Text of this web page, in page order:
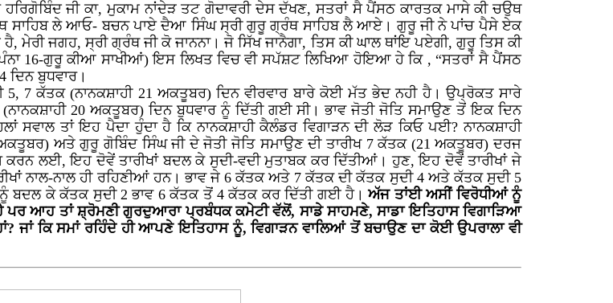
ਜੀ ਕਾ, ਮੁਕਾਮ ਨਾਂਦੇੜ ਤਟ ਗੋਦਾਵਰੀ ਦੇਸ ਦੱਖਣ, ਸਤਰਾਂ ਸੈ ਪੈਂਸਠ ਕਾਰਤਕ ਮਾਸੇ ਕੀ ਚਉਥ
ਲੇ ਆਓ- ਬਚਨ ਪਾਏ ਦੈਆ ਸਿੰਘ ਸ੍ਰੀ ਗੁਰੂ ਗ੍ਰੰਥ ਸਾਹਿਬ ਲੈ ਆਏ। ਗੁਰੂ ਜੀ ਨੇ ਪਾਂਚ ਪੈਸੇ ਏਕ
ਮੇਰੀ ਜਗਹ, ਸ੍ਰੀ ਗ੍ਰੰਥ ਜੀ ਕੋ ਜਾਨਨਾ। ਜੋ ਸਿੱਖ ਜਾਨੈਗਾ, ਤਿਸ ਕੀ ਘਾਲ ਥਾਂਇ ਪਏਗੀ, ਗੁਰੂ ਤਿਸ ਕੀ
ਪੰਨਾ 16-ਗੁਰੂ ਕੀਆ ਸਾਖੀਆਂ) ਇਸ ਲਿਖਤ ਵਿਚ ਵੀ ਸਪੱਸ਼ਟ ਲਿਖਿਆ ਹੋਇਆ ਹੇ ਕਿ , “ਸਤਰਾਂ ਸੈ ਪੈਂਸਠ
ਦਿਨ ਬੁਧਵਾਰ।
7 ਕੱਤਕ (ਨਾਨਕਸ਼ਾਹੀ 21 ਅਕਤੂਬਰ) ਦਿਨ ਵੀਰਵਾਰ ਬਾਰੇ ਕੋਈ ਮੱਤ ਭੇਦ ਨਹੀ ਹੈ। ਉਪ੍ਰੋਕਤ ਸਾਰੇ
20 ਅਕਤੂਬਰ) ਦਿਨ ਬੁਧਵਾਰ ਨੂੰ ਦਿੱਤੀ ਗਈ ਸੀ। ਭਾਵ ਜੋਤੀ ਜੋਤਿ ਸਮਾਉਣ ਤੋਂ ਇਕ ਦਿਨ
ਤਾਂ ਇਹ ਪੈਦਾ ਹੁੰਦਾ ਹੈ ਕਿ ਨਾਨਕਸ਼ਾਹੀ ਕੈਲੰਡਰ ਵਿਗਾੜਨ ਦੀ ਲੋੜ ਕਿਓ ਪਈ? ਨਾਨਕਸ਼ਾਹੀ
ਅਤੇ ਗੁਰੂ ਗੋਬਿੰਦ ਸਿੰਘ ਜੀ ਦੇ ਜੋਤੀ ਜੋਤਿ ਸਮਾਉਣ ਦੀ ਤਾਰੀਖ 7 ਕੱਤਕ (21 ਅਕਤੂਬਰ) ਦਰਜ
ਲਈ, ਇਹ ਦੋਵੇਂ ਤਾਰੀਖਾਂ ਬਦਲ ਕੇ ਸੁਦੀ-ਵਦੀ ਮੁਤਾਬਕ ਕਰ ਦਿੱਤੀਆਂ। ਹੁਣ, ਇਹ ਦੋਵੇਂ ਤਾਰੀਖਾਂ ਜੇ
ਨਾਲ-ਨਾਲ ਹੀ ਰਹਿਣੀਆਂ ਹਨ। ਭਾਵ ਜੇ 6 ਕੱਤਕ ਅਤੇ 7 ਕੱਤਕ ਦੀ ਕੱਤਕ ਸੁਦੀ 4 ਅਤੇ ਕੱਤਕ ਸੁਦੀ 5
ਬਦਲ ਕੇ ਕੱਤਕ ਸੁਦੀ 2 ਭਾਵ 6 ਕੱਤਕ ਤੋਂ 4 ਕੱਤਕ ਕਰ ਦਿੱਤੀ ਗਈ ਹੈ।ਅੱਜ ਤਾਂਈ ਅਸੀਂ ਵਿਰੋਧੀਆਂ ਨੂੰ
ਪਰ ਆਹ ਤਾਂ ਸ਼੍ਰੋਮਣੀ ਗੁਰਦੁਆਰਾ ਪ੍ਰਬੰਧਕ ਕਮੇਟੀ ਵੱਲੋਂ, ਸਾਡੇ ਸਾਹਮਣੇ, ਸਾਡਾ ਇਤਿਹਾਸ ਵਿਗਾੜਿਆ
ਜਾਂ ਕਿ ਸਮਾਂ ਰਹਿੰਦੇ ਹੀ ਆਪਣੇ ਇਤਿਹਾਸ ਨੂੰ, ਵਿਗਾੜਨ ਵਾਲਿਆਂ ਤੋਂ ਬਚਾਉਣ ਦਾ ਕੋਈ ਉਪਰਾਲਾ ਵੀ